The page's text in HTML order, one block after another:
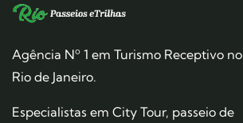
Agência Nº 1 em Turismo Receptivo no
Rio de Janeiro.
Especialistas em City Tour, passeio de